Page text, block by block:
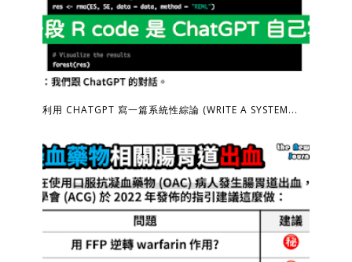
利用 CHATGPT 寫一篇系統性綜論 (WRITE A SYSTEM...